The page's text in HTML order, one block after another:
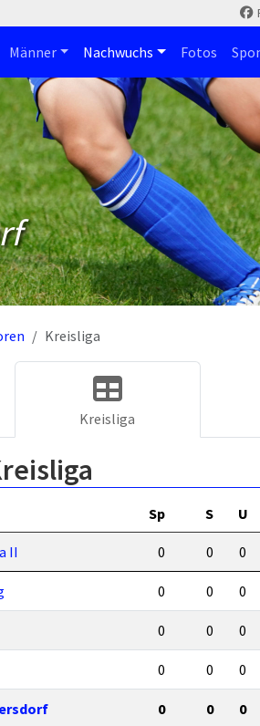
Männer Nachwuchs Fotos
Kreisliga
Kreisliga
Sp S U
II 0 0 0
0 0 0
0 0 0
0 0 0
0 0 0